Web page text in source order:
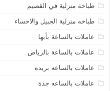
طباخة منزلية في القصيم
طباخه منزلية الجبيل والاحساء
عاملات بالساعة بأبها
عاملات بالساعة بالرياض
عاملات بالساعه بريده
عاملات بالساعه جدة